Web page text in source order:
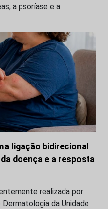
a psoríase e a
ligação bidirecional
doença e a resposta
realizada por
da Unidade